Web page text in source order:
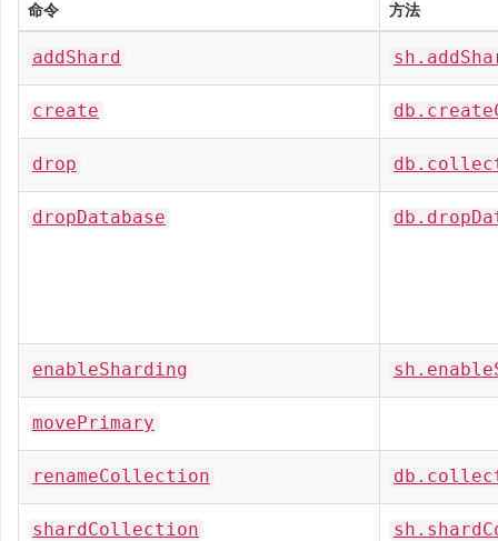
命令 方法
addShard
create
drop
dropDatabase
enableSharding
movePrimary
renameCollection
shardCollection